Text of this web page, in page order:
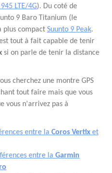
LTE/4G). Du coté de
9 Baro Titanium (le
plus compact Suunto 9 Peak.
tout à fait capable de tenir
si on parle de tenir la distance
cherchez une montre GPS
tout faire mais que vous
vous n'arrivez pas à
entre la Coros Vertix et
entre la Garmin